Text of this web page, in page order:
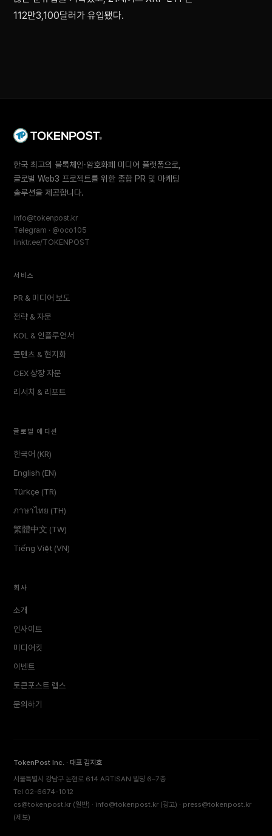
112만3,100달러가 유입됐다.
한국 최고의 블록체인·암호화폐 미디어 플랫폼으로,
글로벌 Web3 프로젝트를 위한 종합 PR 및 마케팅
솔루션을 제공합니다.
info@tokenpost.kr
Telegram · @oco105
linktr.ee/TOKENPOST
서비스
PR & 미디어 보도
전략 & 자문
KOL & 인플루언서
콘텐츠 & 현지화
CEX 상장 자문
리서치 & 리포트
글로벌 에디션
한국어 (KR)
English (EN)
Türkçe (TR)
ภาษาไทย (TH)
繁體中文 (TW)
Tiếng Việt (VN)
회사
소개
인사이트
미디어킷
이벤트
토큰포스트 랩스
문의하기
TokenPost Inc. · 대표 김지호
서울특별시 강남구 논현로 614 ARTISAN 빌딩 6–7층
Tel 02-6674-1012
cs@tokenpost.kr (일반) · info@tokenpost.kr (광고) · press@tokenpost.kr
(제보)